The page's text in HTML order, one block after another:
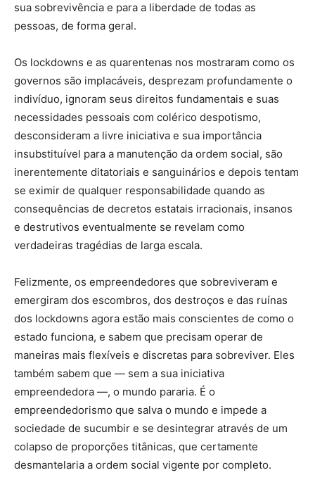
sua sobrevivência e para a liberdade de todas as
pessoas, de forma geral.
Os lockdowns e as quarentenas nos mostraram como os
governos são implacáveis, desprezam profundamente o
indivíduo, ignoram seus direitos fundamentais e suas
necessidades pessoais com colérico despotismo,
desconsideram a livre iniciativa e sua importância
insubstituível para a manutenção da ordem social, são
inerentemente ditatoriais e sanguinários e depois tentam
se eximir de qualquer responsabilidade quando as
consequências de decretos estatais irracionais, insanos
e destrutivos eventualmente se revelam como
verdadeiras tragédias de larga escala.
Felizmente, os empreendedores que sobreviveram e
emergiram dos escombros, dos destroços e das ruínas
dos lockdowns agora estão mais conscientes de como o
estado funciona, e sabem que precisam operar de
maneiras mais flexíveis e discretas para sobreviver. Eles
também sabem que — sem a sua iniciativa
empreendedora —, o mundo pararia. É o
empreendedorismo que salva o mundo e impede a
sociedade de sucumbir e se desintegrar através de um
colapso de proporções titânicas, que certamente
desmantelaria a ordem social vigente por completo.